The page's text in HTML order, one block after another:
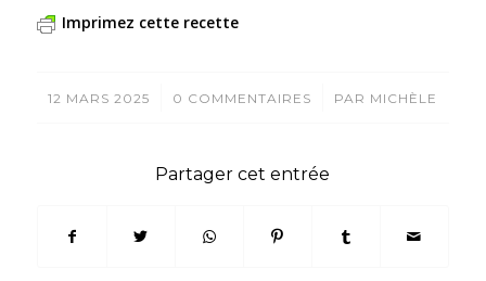
Imprimez cette recette
12 MARS 2025
/ 0 COMMENTAIRES
/ PAR MICHÈLE
Partager cet entrée